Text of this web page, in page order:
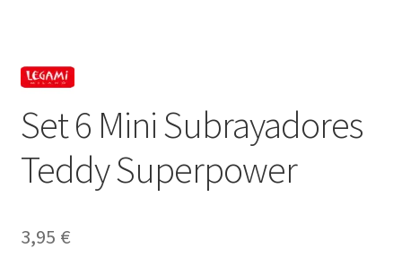
Set 6 Mini Subrayadores
Teddy Superpower
3,95 €